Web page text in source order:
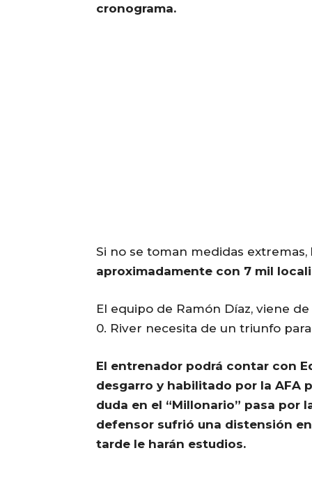
cronograma.
Si no se toman medidas extremas,
aproximadamente con 7 mil
El equipo de Ramón Díaz, viene
0. River necesita de un triunfo
El entrenador podrá contar con
desgarro y habilitado por la AFA
duda en el “Millonario” pasa por
defensor sufrió una distensión
tarde le harán estudios.